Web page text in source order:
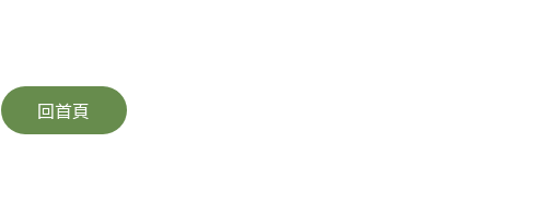
回首頁